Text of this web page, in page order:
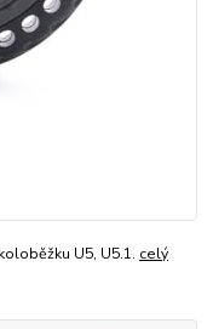
U5, U5.1. celý